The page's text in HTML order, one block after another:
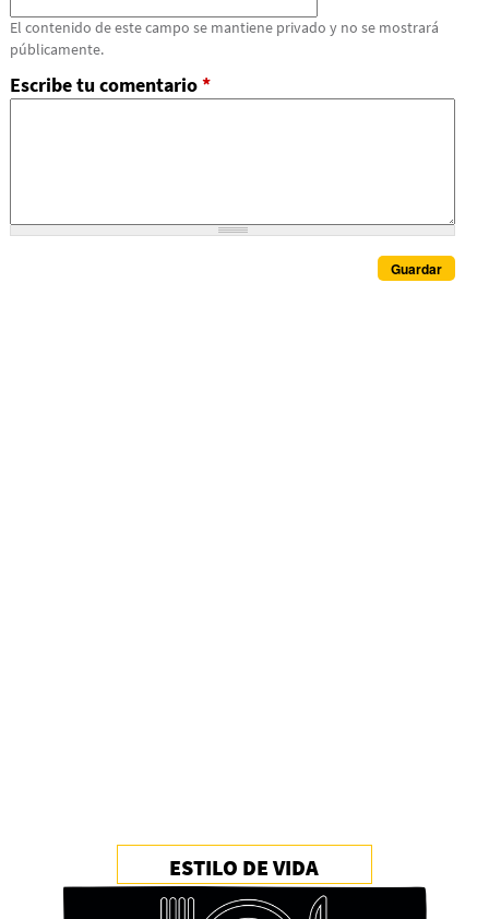
El contenido de este campo se mantiene privado y no se mostrará
públicamente.
Escribe tu comentario*
ESTILO DE VIDA